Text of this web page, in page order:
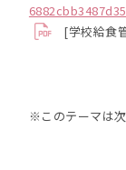
[学校給食管
※このテーマは